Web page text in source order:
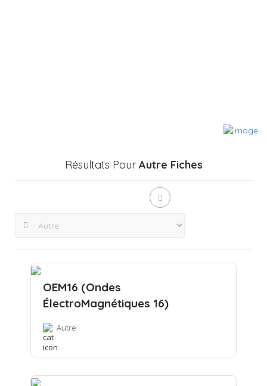
Résultats Pour Autre Fiches
OEM16 (Ondes
ÉlectroMagnétiques 16)
Autre